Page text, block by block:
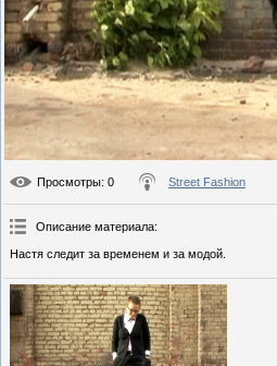
Просмотры: 0 Street Fashion
Описание материала:
Настя следит за временем и за модой.